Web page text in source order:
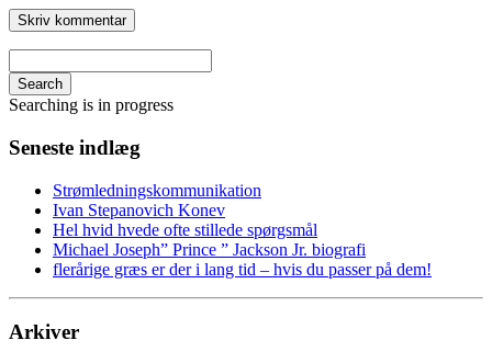
Search
Searching is in progress
Seneste indlæg
Strømledningskommunikation
Ivan Stepanovich Konev
Hel hvid hvede ofte stillede spørgsmål
Michael Joseph” Prince ” Jackson Jr. biografi
flerårige græs er der i lang tid – hvis du passer på dem!
Arkiver